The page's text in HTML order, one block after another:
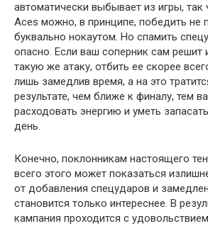
автоматически выбывает из игры, так
Aces можно, в принципе, победить не
буквально нокаутом. Но спамить
опасно. Если ваш соперник сам решит
такую же атаку, отбить ее скорее
лишь замедлив время, а на это
результате, чем ближе к финалу, тем
расходовать энергию и уметь
день.
Конечно, поклонникам настоящего
всего этого может показаться
от добавления спецударов и
становится только интереснее. В
кампания проходится с